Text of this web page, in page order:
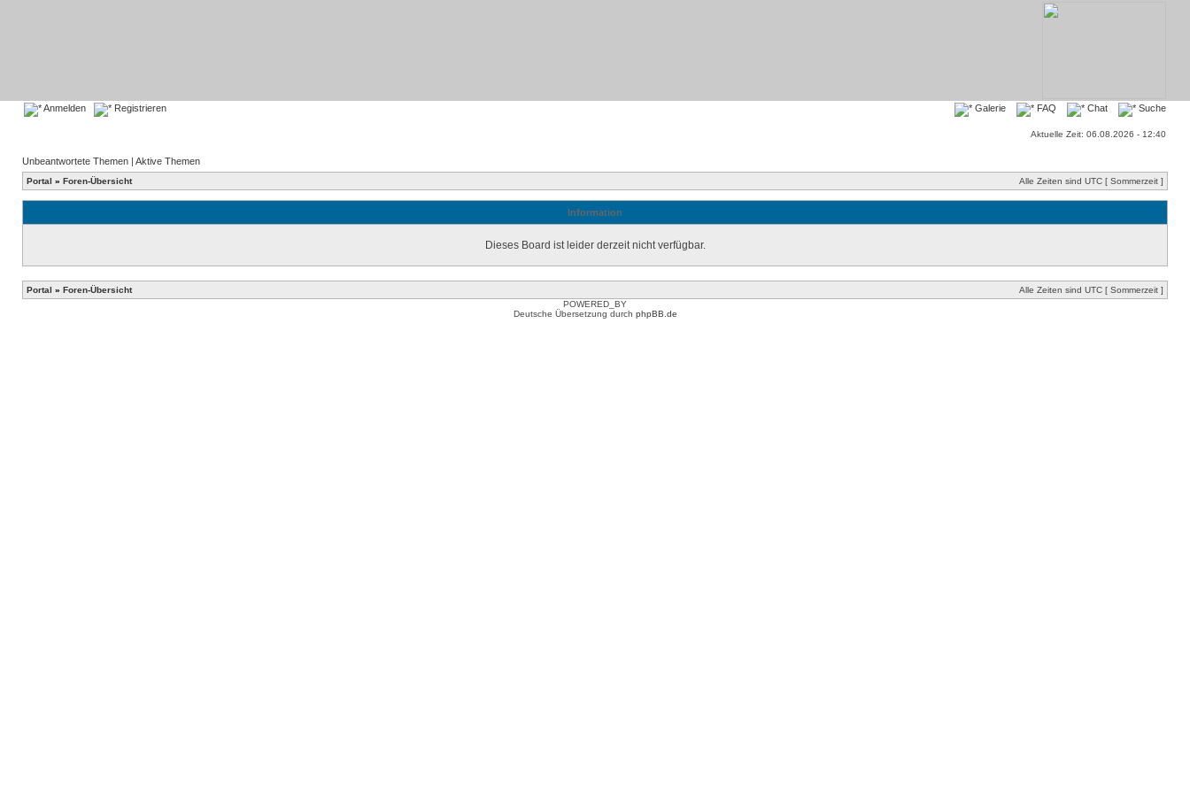
Anmelden Registrieren Galerie FAQ Chat Suche
Aktuelle Zeit: 06.08.2026 - 12:40
Unbeantwortete Themen | Aktive Themen
Portal » Foren-Übersicht Alle Zeiten sind UTC [ Sommerzeit ]
Information
Dieses Board ist leider derzeit nicht verfügbar.
Portal » Foren-Übersicht
Alle Zeiten sind UTC [ Sommerzeit ]
POWERED_BY
Deutsche Übersetzung durch phpBB.de